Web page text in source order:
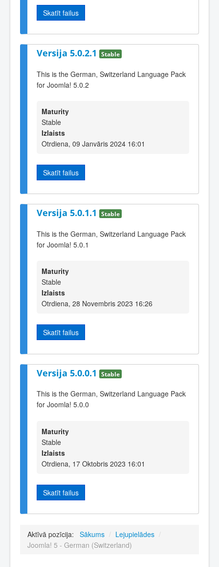
Skatīt failus
Versija 5.0.2.1 Stable
This is the German, Switzerland Language Pack
for Joomla! 5.0.2
Maturity
Stable
Izlaists
Otrdiena, 09 Janvāris 2024 16:01
Skatīt failus
Versija 5.0.1.1 Stable
This is the German, Switzerland Language Pack
for Joomla! 5.0.1
Maturity
Stable
Izlaists
Otrdiena, 28 Novembris 2023 16:26
Skatīt failus
Versija 5.0.0.1 Stable
This is the German, Switzerland Language Pack
for Joomla! 5.0.0
Maturity
Stable
Izlaists
Otrdiena, 17 Oktobris 2023 16:01
Skatīt failus
Aktīvā pozīcija: Sākums / Lejupielādes /
Joomla! 5 - German (Switzerland)